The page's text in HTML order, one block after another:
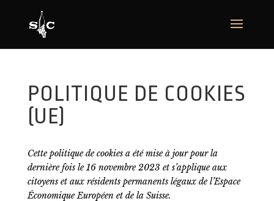
POLITIQUE DE COOKIES
(UE)
Cette politique de cookies a été mise à jour pour la
dernière fois le 16 novembre 2023 et s’applique aux
citoyens et aux résidents permanents légaux de l’Espace
Économique Européen et de la Suisse.